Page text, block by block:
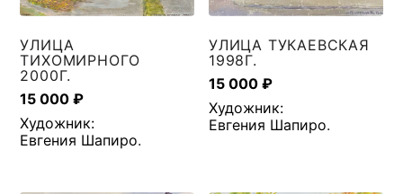
УЛИЦА
ТИХОМИРНОГО
2000Г.
15 000₽
Художник:
Евгения Шапиро.
УЛИЦА ТУКАЕВСКАЯ
1998Г.
15 000₽
Художник:
Евгения Шапиро.